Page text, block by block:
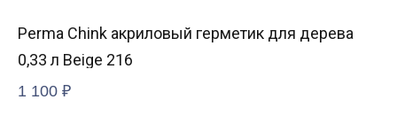
Perma Chink акриловый герметик для дерева
0,33 л Beige 216
1 100 ₽